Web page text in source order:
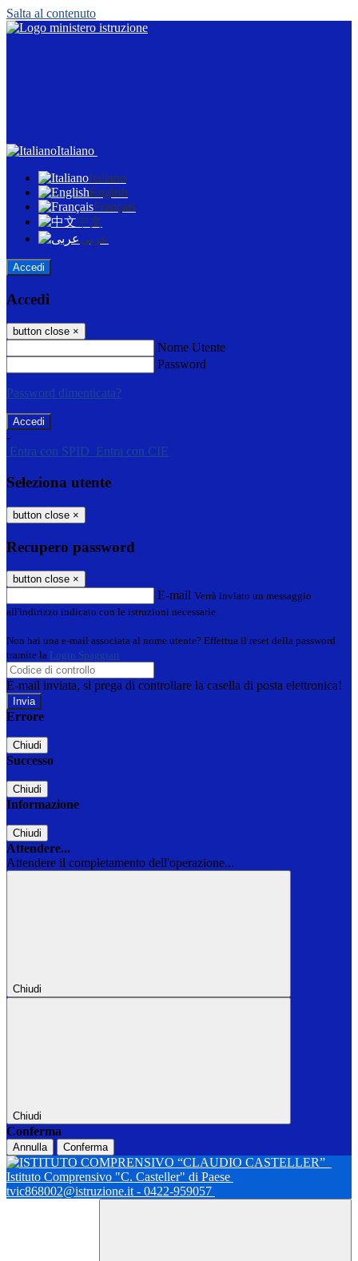
Salta al contenuto
Italiano
Italiano
English
Français
中文
عربى
Accedi
Accedi
button close ×
Nome Utente
Password
Password dimenticata?
-
Entra con SPID
Entra con CIE
Seleziona utente
button close ×
Recupero password
button close ×
E-mail Verrà inviato un messaggio
all'indirizzo indicato con le istruzioni necessarie.
Non hai una e-mail associata al nome utente? Effettua il reset della password
tramite la Login Spaggiari
E-mail inviata, si prega di controllare la casella di posta elettronica!
Errore
Chiudi
Successo
Chiudi
Informazione
Chiudi
Attendere...
Attendere il completamento dell'operazione...
Chiudi
Chiudi
Conferma
Annulla Conferma
Istituto Comprensivo "C. Casteller" di Paese
tvic868002@istruzione.it - 0422-959057